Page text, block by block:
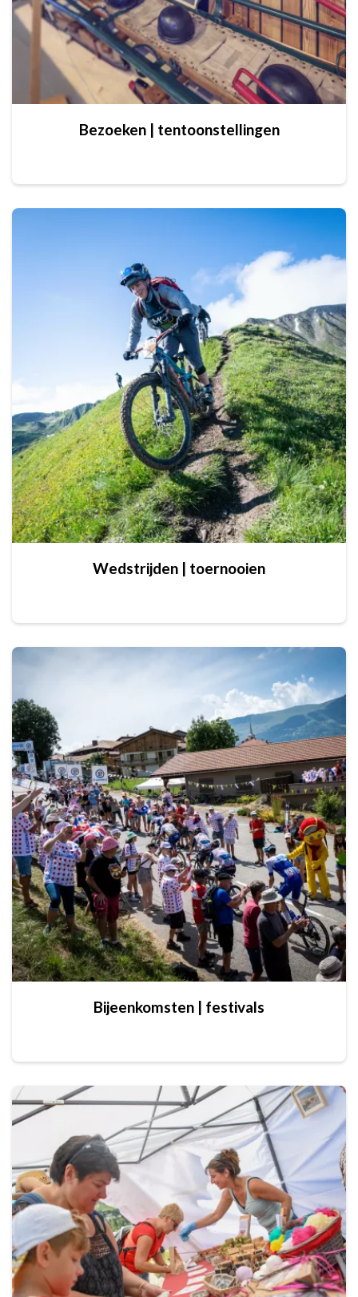
Bezoeken | tentoonstellingen
Wedstrijden | toernooien
Bijeenkomsten | festivals